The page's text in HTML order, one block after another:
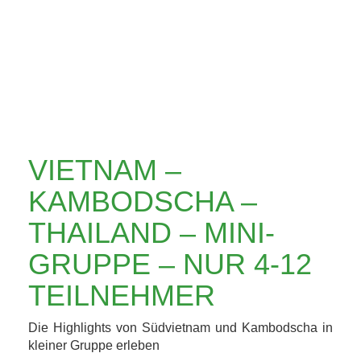
VIETNAM –
KAMBODSCHA –
THAILAND – MINI-
GRUPPE – NUR 4-12
TEILNEHMER
Die Highlights von Südvietnam und Kambodscha in
kleiner Gruppe erleben